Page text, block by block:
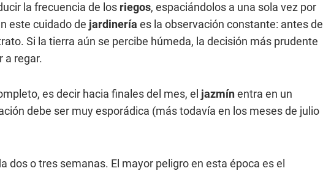
la frecuencia de los riegos, espaciándolos a una sola vez por
este cuidado de jardinería es la observación constante: antes de
Si la tierra aún se percibe húmeda, la decisión más prudente
a regar.
es decir hacia finales del mes, el jazmínentra en un
debe ser muy esporádica (más todavía en los meses de julio
dos o tres semanas. El mayor peligro en esta época es el